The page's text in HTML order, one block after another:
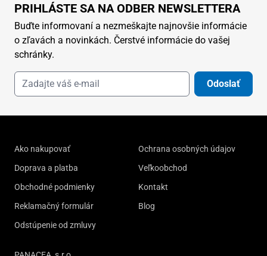
PRIHLÁSTE SA NA ODBER NEWSLETTERA
Buďte informovaní a nezmeškajte najnovšie informácie
o zľavách a novinkách. Čerstvé informácie do vašej
schránky.
Odoslať
Ako nakupovať
Doprava a platba
Obchodné podmienky
Reklamačný formulár
Odstúpenie od zmluvy
Ochrana osobných údajov
Veľkoobchod
Kontakt
Blog